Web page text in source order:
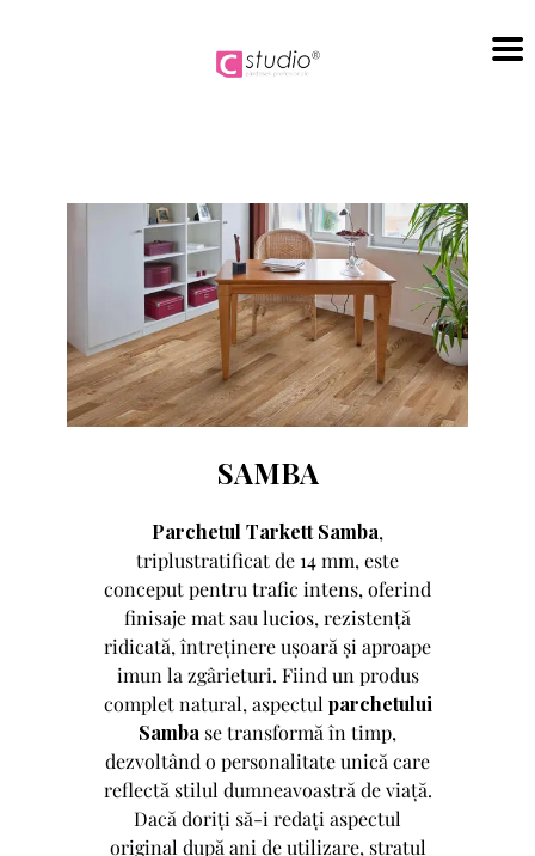
SAMBA
Parchetul Tarkett Samba,
triplustratificat de 14 mm, este
conceput pentru trafic intens, oferind
finisaje mat sau lucios, rezistență
ridicată, întreținere ușoară și aproape
imun la zgârieturi. Fiind un produs
complet natural, aspectul parchetului
Samba se transformă în timp,
dezvoltând o personalitate unică care
reflectă stilul dumneavoastră de viață.
Dacă doriți să-i redați aspectul
original după ani de utilizare, stratul